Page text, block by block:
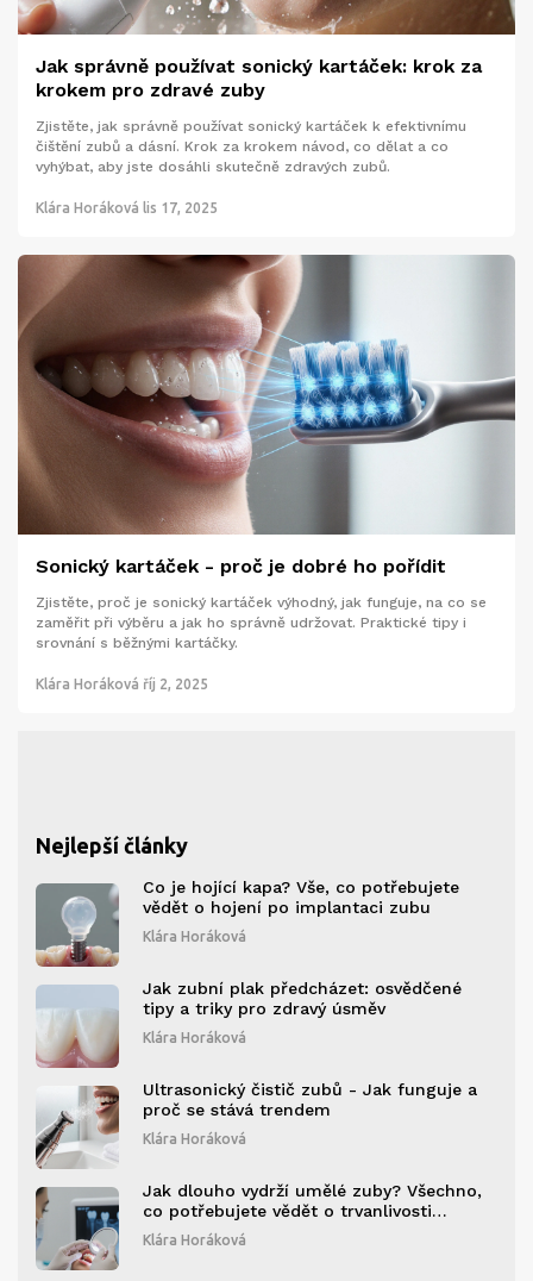
Jak správně používat sonický kartáček: krok za
krokem pro zdravé zuby
Zjistěte, jak správně používat sonický kartáček k efektivnímu
čištění zubů a dásní. Krok za krokem návod, co dělat a co
vyhýbat, aby jste dosáhli skutečně zdravých zubů.
Klára Horáková lis 17, 2025
Sonický kartáček - proč je dobré ho pořídit
Zjistěte, proč je sonický kartáček výhodný, jak funguje, na co se
zaměřit při výběru a jak ho správně udržovat. Praktické tipy i
srovnání s běžnými kartáčky.
Klára Horáková říj 2, 2025
Nejlepší články
Co je hojící kapa? Vše, co potřebujete
vědět o hojení po implantaci zubu
Klára Horáková
Jak zubní plak předcházet: osvědčené
tipy a triky pro zdravý úsměv
Klára Horáková
Ultrasonický čistič zubů - Jak funguje a
proč se stává trendem
Klára Horáková
Jak dlouho vydrží umělé zuby? Všechno,
co potřebujete vědět o trvanlivosti
zubních náhrad
Klára Horáková